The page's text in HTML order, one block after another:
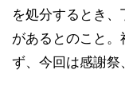
を処分するとき
があるとのこと。
ず、今回は感謝祭